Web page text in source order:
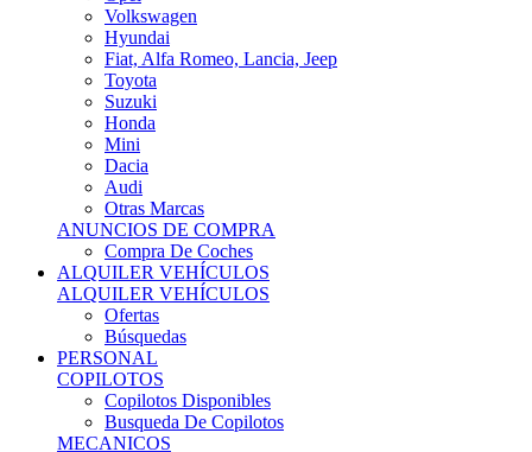
Volkswagen
Hyundai
Fiat, Alfa Romeo, Lancia, Jeep
Toyota
Suzuki
Honda
Mini
Dacia
Audi
Otras Marcas
ANUNCIOS DE COMPRA
Compra De Coches
ALQUILER VEHÍCULOS
ALQUILER VEHÍCULOS
Ofertas
Búsquedas
PERSONAL
COPILOTOS
Copilotos Disponibles
Busqueda De Copilotos
MECANICOS